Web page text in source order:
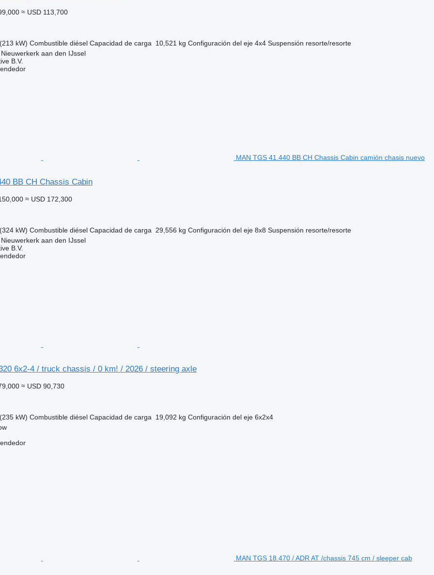
≈ USD 113,700
kW) Combustible diésel Capacidad de carga 10,521 kg Configuración del eje 4x4 Suspensión resorte/resorte
aan den IJssel
B.V.
MAN TGS 41.440 BB CH Chassis Cabin camión chasis nuevo
BB CH Chassis Cabin
≈ USD 172,300
kW) Combustible diésel Capacidad de carga 29,556 kg Configuración del eje 8x8 Suspensión resorte/resorte
aan den IJssel
B.V.
6x2-4 / truck chassis / 0 km! / 2026 / steering axle
≈ USD 90,730
kW) Combustible diésel Capacidad de carga 19,092 kg Configuración del eje 6x2x4
MAN TGS 18.470 / ADR AT /chassis 745 cm / sleeper cab